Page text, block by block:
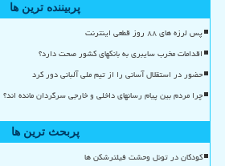
پربیننده ترین ها
پس لرزه های ۸۸ روز قطعی اینترنت
اقدامات مخرب سایبری به بانکهای کشور صحت دارد؟
حضور در استقلال آسانی را از تیم ملی آلبانی دور کرد
چرا مردم بین پیام رسانهای داخلی و خارجی سرگردان مانده اند؟
پربحث ترین ها
کودکان در تونل وحشت فیلترشکن ها